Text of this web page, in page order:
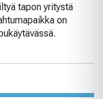
tapon yritystä
on